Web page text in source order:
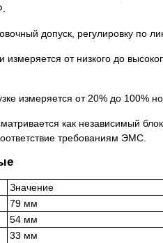
допуск, регулировку по
измеряется от низкого до
измеряется от 20% до 100%
как независимый
требованиям ЭМС.
Значение
79 мм
54 мм
33 мм